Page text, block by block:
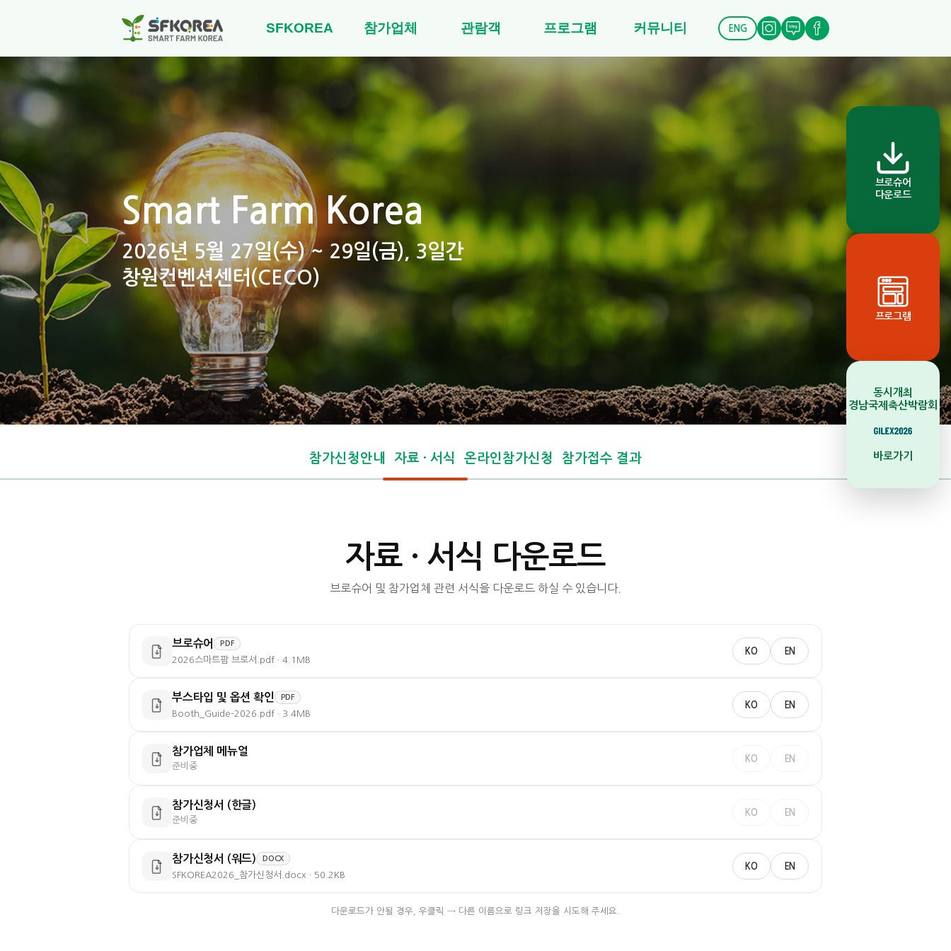
SFKOREA 참가업체 관람객 프로그램 커뮤니티 ENG
브로슈어
다운로드
프로그램
동시개최
경남국제축산박람회
바로가기
Smart Farm Korea
2026년 5월 27일(수) ~ 29일(금), 3일간
창원컨벤션센터(CECO)
참가신청안내 자료 · 서식 온라인참가신청 참가접수 결과
자료 · 서식 다운로드
브로슈어 및 참가업체 관련 서식을 다운로드 하실 수 있습니다.
브로슈어 PDF
2026스마트팜 브로셔.pdf · 4.1MB
KO EN
부스타입 및 옵션 확인 PDF
Booth_Guide-2026.pdf · 3.4MB
KO EN
참가업체 메뉴얼
준비중
KO EN
참가신청서 (한글)
준비중
KO EN
참가신청서 (워드) DOCX
SFKOREA2026_참가신청서.docx · 50.2KB
KO EN
다운로드가 안될 경우, 우클릭 → 다른 이름으로 링크 저장을 시도해 주세요.